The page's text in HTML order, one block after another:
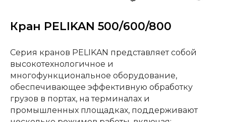
Кран PELIKAN 500/600/800
Серия кранов PELIKAN представляет собой
высокотехнологичное и
многофункциональное оборудование,
обеспечивающее эффективную обработку
грузов в портах, на терминалах и
промышленных площадках, поддерживают